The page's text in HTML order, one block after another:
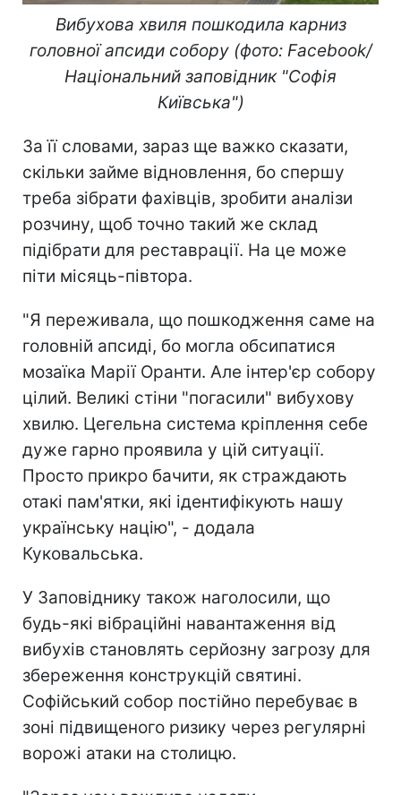
Вибухова хвиля пошкодила карниз
головної апсиди собору (фото: Facebook/
Національний заповідник "Софія
Київська")
За її словами, зараз ще важко сказати,
скільки займе відновлення, бо спершу
треба зібрати фахівців, зробити аналізи
розчину, щоб точно такий же склад
підібрати для реставрації. На це може
піти місяць-півтора.
"Я переживала, що пошкодження саме на
головній апсиді, бо могла обсипатися
мозаїка Марії Оранти. Але інтер'єр собору
цілий. Великі стіни "погасили" вибухову
хвилю. Цегельна система кріплення себе
дуже гарно проявила у цій ситуації.
Просто прикро бачити, як страждають
отакі пам'ятки, які ідентифікують нашу
українську націю", - додала
Куковальська.
У Заповіднику також наголосили, що
будь-які вібраційні навантаження від
вибухів становлять серйозну загрозу для
збереження конструкцій святині.
Софійський собор постійно перебуває в
зоні підвищеного ризику через регулярні
ворожі атаки на столицю.